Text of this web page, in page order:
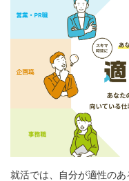
就活では、自分が適性の